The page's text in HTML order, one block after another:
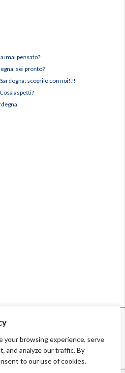
your browsing experience, serve
and analyze our traffic. By
to our use of cookies.
mai pensato?
sei pronto?
scoprilo con noi!!!
aspetti?
Tous droits réservés
Policy|Contacts